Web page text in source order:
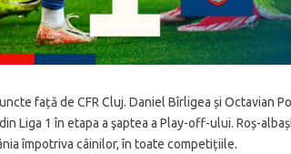
față de CFR Cluj. Daniel Bîrligea și Octavian
Liga 1 în etapa a şaptea a Play-off-ului. Roș-
împotriva câinilor, în toate competițiile.